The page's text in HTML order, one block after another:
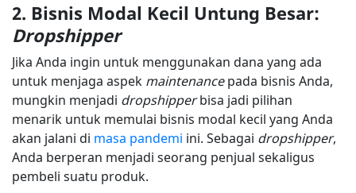
2. Bisnis Modal Kecil Untung Besar:
Dropshipper
Jika Anda ingin untuk menggunakan dana yang ada
untuk menjaga aspek maintenancepada bisnis Anda,
mungkin menjadi dropshipperbisa jadi pilihan
menarik untuk memulai bisnis modal kecil yang Anda
akan jalani di masa pandemi ini. Sebagai dropshipper,
Anda berperan menjadi seorang penjual sekaligus
pembeli suatu produk.